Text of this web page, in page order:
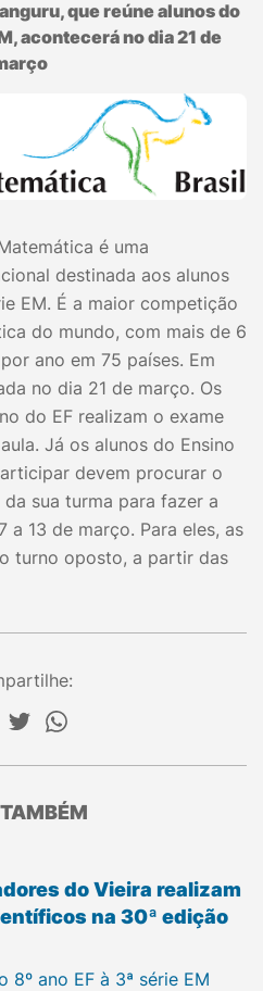
que reúne alunos do
acontecerá no dia 21 de
é uma
destinada aos alunos
EM. É a maior competição
do mundo, com mais de 6
ano em 75 países. Em
no dia 21 de março. Os
do EF realizam o exame
Já os alunos do Ensino
devem procurar o
sua turma para fazer a
a 13 de março. Para eles, as
turno oposto, a partir das
do Vieira realizam
na 30ª edição
ano EF à 3ª série EM